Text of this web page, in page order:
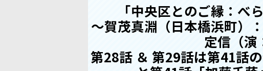
「中央区とのご縁：べ
～賀茂真淵（日本橋浜町）
定信（演
第28話 ＆ 第29話は第41話